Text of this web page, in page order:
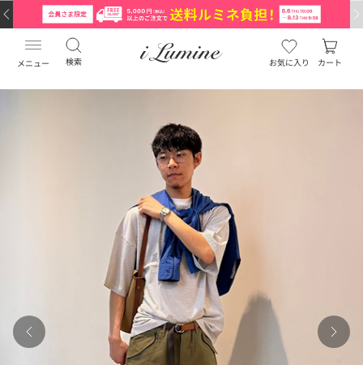
メニュー 検索 お気に入り カート